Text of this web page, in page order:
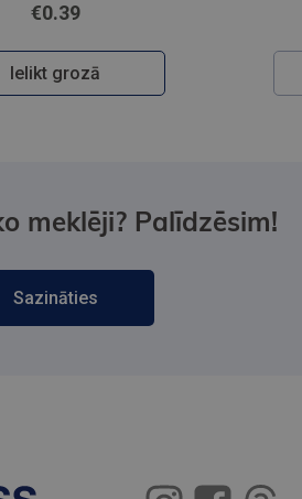
€0.39
Ielikt grozā
meklēji? Palīdzēsim!
Sazināties